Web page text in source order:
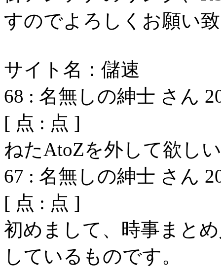
すのでよろしくお願い
サイト名：儲速
68 : 名無しの紳士 さん
[ 点 : 点 ]
ねたAtoZを外して欲しい
67 : 名無しの紳士 さん
[ 点 : 点 ]
初めまして、時事まと
しているものです。